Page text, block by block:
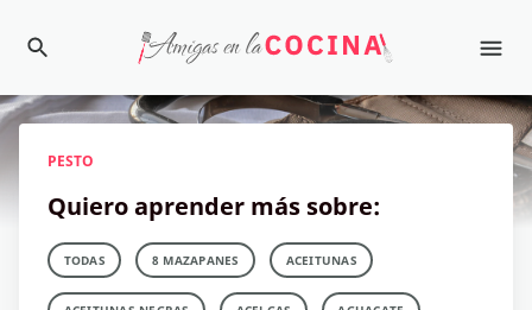
PESTO
Quiero aprender más sobre:
TODAS 8 MAZAPANES ACEITUNAS